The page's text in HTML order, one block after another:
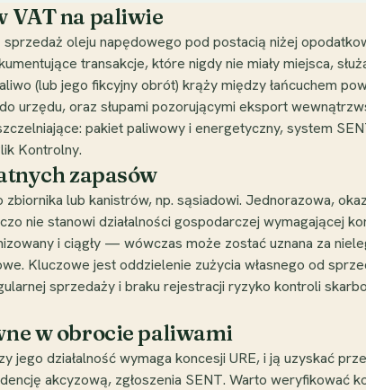
VAT na paliwie
oleju napędowego pod postacią niżej
transakcje, które nigdy nie miały miejsca,
(lub jego fikcyjny obrót) krąży między łańcuchem
urzędu, oraz słupami pozorującymi eksport
pakiet paliwowy i energetyczny, system
Kontrolny.
zapasów
lub kanistrów, np. sąsiadowi. Jednorazowa,
nie stanowi działalności gospodarczej wymagającej
i ciągły — wówczas może zostać uznana za
Kluczowe jest oddzielenie zużycia własnego od
sprzedaży i braku rejestracji ryzyko kontroli
w obrocie paliwami
jego działalność wymaga koncesji URE, i ją uzyskać
akcyzową, zgłoszenia SENT. Warto weryfikować